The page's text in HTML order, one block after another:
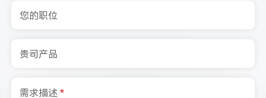
您的职位
贵司产品
需求描述 *